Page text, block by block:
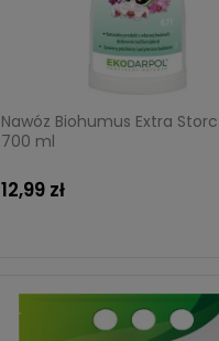
Nawóz Biohumus Extra
700 ml
12,99 zł